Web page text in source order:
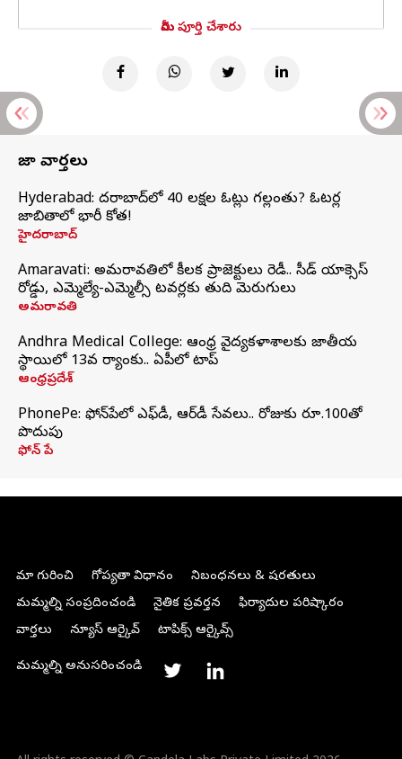
మీరు పూర్తి చేశారు
తాజా వార్తలు
Hyderabad: హైదరాబాద్‌లో 40 లక్షల ఓట్లు గల్లంతు? ఓటర్ల
జాబితాలో భారీ కోత!
హైదరాబాద్
Amaravati: అమరావతిలో కీలక ప్రాజెక్టులు రెడీ.. సీడ్‌ యాక్సెస్‌
రోడ్డు, ఎమ్మెల్యే-ఎమ్మెల్సీ టవర్లకు తుది మెరుగులు
అమరావతి
Andhra Medical College: ఆంధ్ర వైద్యకళాశాలకు జాతీయ
స్థాయిలో 13వ ర్యాంకు.. ఏపీలో టాప్
ఆంధ్రప్రదేశ్
PhonePe: ఫోన్‌పేలో ఎఫ్‌డీ, ఆర్‌డీ సేవలు.. రోజుకు రూ.100తో
పొదుపు
ఫోన్‌ పే
మా గురించి గోప్యతా విధానం
నిబంధనలు & షరతులు
మమ్మల్ని సంప్రదించండి
నైతిక ప్రవర్తన
ఫిర్యాదుల పరిష్కారం
వార్తలు
న్యూస్ ఆర్కైవ్ టాపిక్స్ ఆర్కైవ్స్
మమ్మల్ని అనుసరించండి